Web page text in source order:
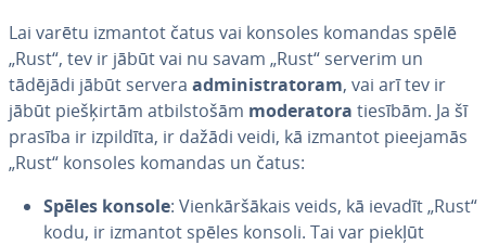
Lai varētu izmantot čatus vai konsoles komandas spēlē
„Rust“, tev ir jābūt vai nu savam „Rust“ serverim un
tādējādi jābūt servera ad­mi­nis­tra­to­ram, vai arī tev ir
jābūt pie­šķir­tām at­bil­sto­šām mo­de­ra­to­ra tiesībām. Ja šī
prasība ir izpildīta, ir dažādi veidi, kā izmantot pieejamās
„Rust“ konsoles komandas un čatus:
Spēles konsole: Vien­kār­šā­kais veids, kā ievadīt „Rust“
kodu, ir izmantot spēles konsoli. Tai var piekļūt